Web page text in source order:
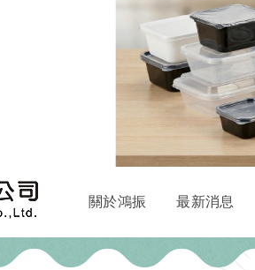
關於鴻振 最新消息